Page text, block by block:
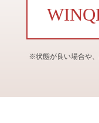
※状態が良い場合や